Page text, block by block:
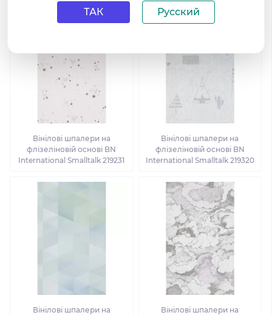
Вінілові шпалери на
флізеліновій основі BN
International Smalltalk 219231
Вінілові шпалери на
флізеліновій основі BN
International Smalltalk 219320
Вінілові шпалери на
Вінілові шпалери на
ТАК Русский